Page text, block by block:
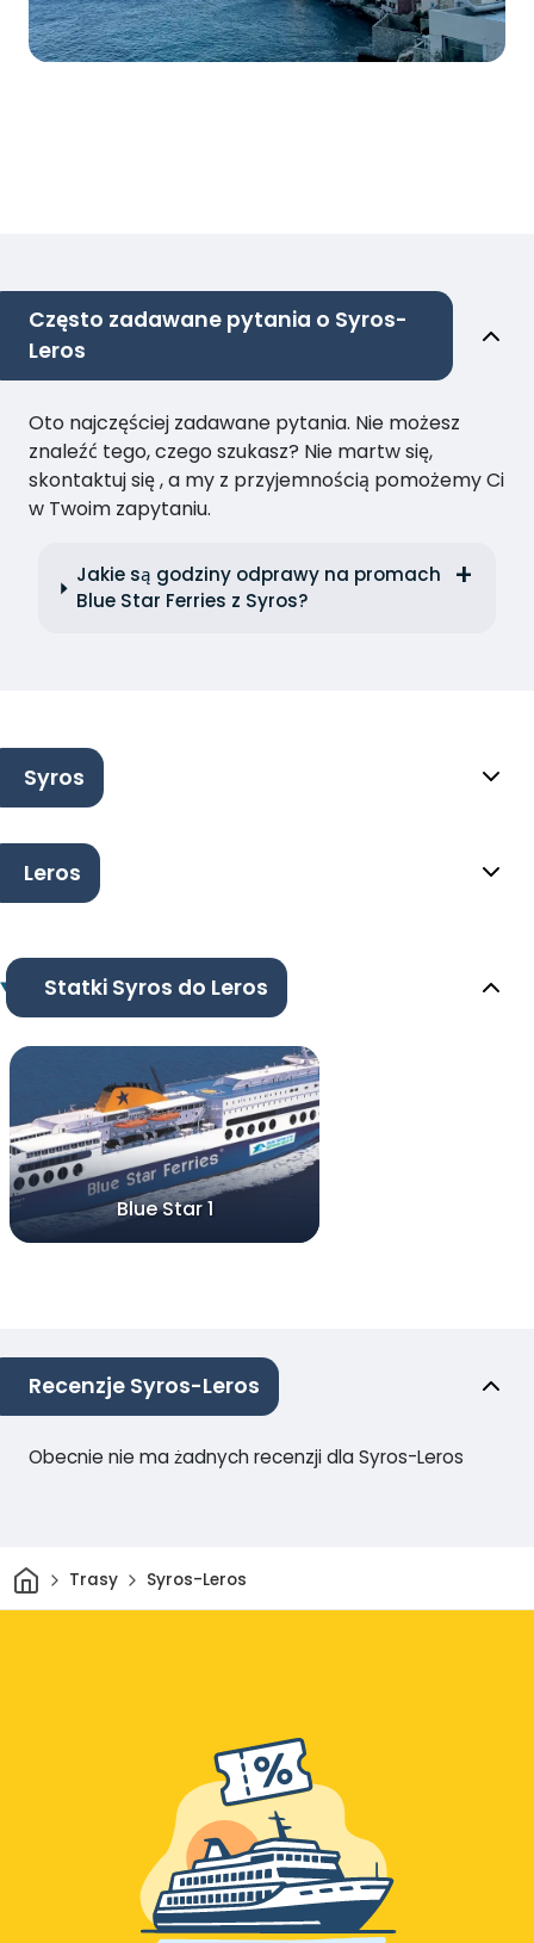
Często zadawane pytania o Syros-
Leros
Oto najczęściej zadawane pytania. Nie możesz
znaleźć tego, czego szukasz? Nie martw się,
skontaktuj się , a my z przyjemnością pomożemy Ci
w Twoim zapytaniu.
Jakie są godziny odprawy na promach
Blue Star Ferries z Syros?
Syros
Leros
Statki Syros do Leros
Blue Star 1
Recenzje Syros-Leros
Obecnie nie ma żadnych recenzji dla Syros-Leros
DomTrasy Syros-Leros